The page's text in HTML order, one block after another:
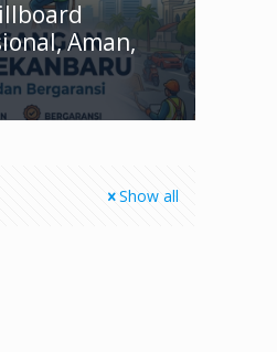
Aman,
Show all